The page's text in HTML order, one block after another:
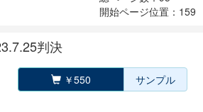
開始ページ位置：159
判決
￥550 サンプル